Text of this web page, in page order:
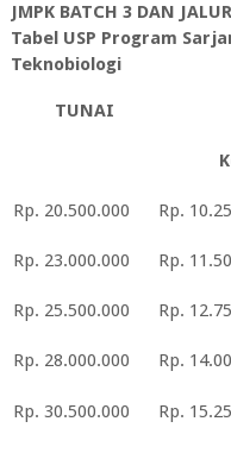
JMPK BATCH 3 DAN
Tabel USP Program
Teknobiologi
TUNAI
Rp. 20.500.000 Rp.
Rp. 23.000.000 Rp.
Rp. 25.500.000 Rp.
Rp. 28.000.000 Rp.
Rp. 30.500.000 Rp.